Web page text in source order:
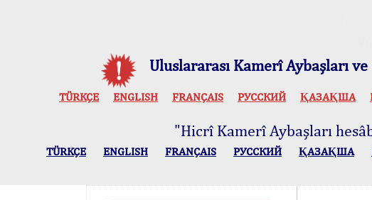
Uluslararası Kamerî Aybaşları
TÜRKÇE ENGLISH FRANÇAIS РУССКИЙ ҚАЗАҚША
"Hicrî Kamerî Aybaşları
TÜRKÇE ENGLISH FRANÇAIS РУССКИЙ ҚАЗАҚША